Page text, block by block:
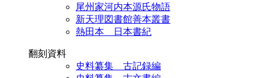
尾州家河内本源氏物語
新天理図書館善本叢書
熱田本 日本書紀
翻刻資料
史料纂集 古記録編